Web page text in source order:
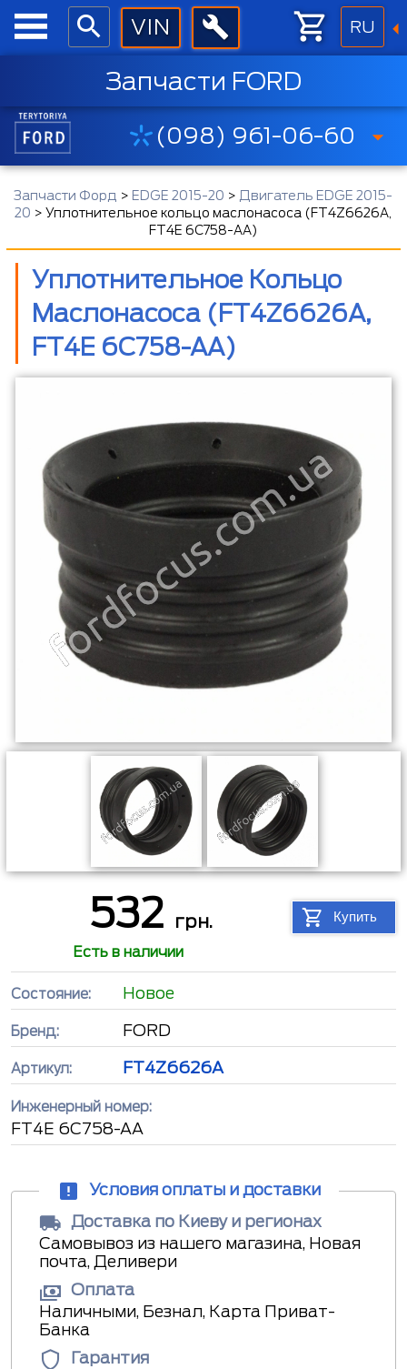
RU
Запчасти FORD
(098) 961-06-60
Запчасти Форд > EDGE 2015-20 > Двигатель EDGE 2015-
20 >Уплотнительное кольцо маслонасоса (FT4Z6626A,
FT4E 6C758-AA)
Уплотнительное Кольцо
Маслонасоса (FT4Z6626A,
FT4E 6C758-AA)
532 грн. Купить
Есть в наличии
Состояние: Новое
Бренд: FORD
Артикул: FT4Z6626A
Инженерный номер:
FT4E 6C758-AA
Условия оплаты и доставки
Доставка по Киеву и регионах
Самовывоз из нашего магазина, Новая
почта, Деливери
Оплата
Наличными, Безнал, Карта Приват-
Банка
Гарантия